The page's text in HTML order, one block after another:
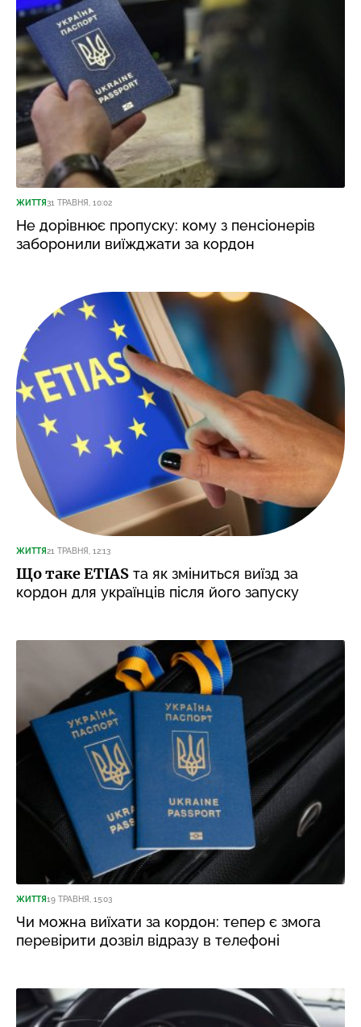
ЖИТТЯ31 ТРАВНЯ, 10:02
Не дорівнює пропуску: кому з пенсіонерів
заборонили виїжджати за кордон
ЖИТТЯ21 ТРАВНЯ, 12:13
Що таке ETIAS та як зміниться виїзд за
кордон для українців після його запуску
ЖИТТЯ19 ТРАВНЯ, 15:03
Чи можна виїхати за кордон: тепер є змога
перевірити дозвіл відразу в телефоні